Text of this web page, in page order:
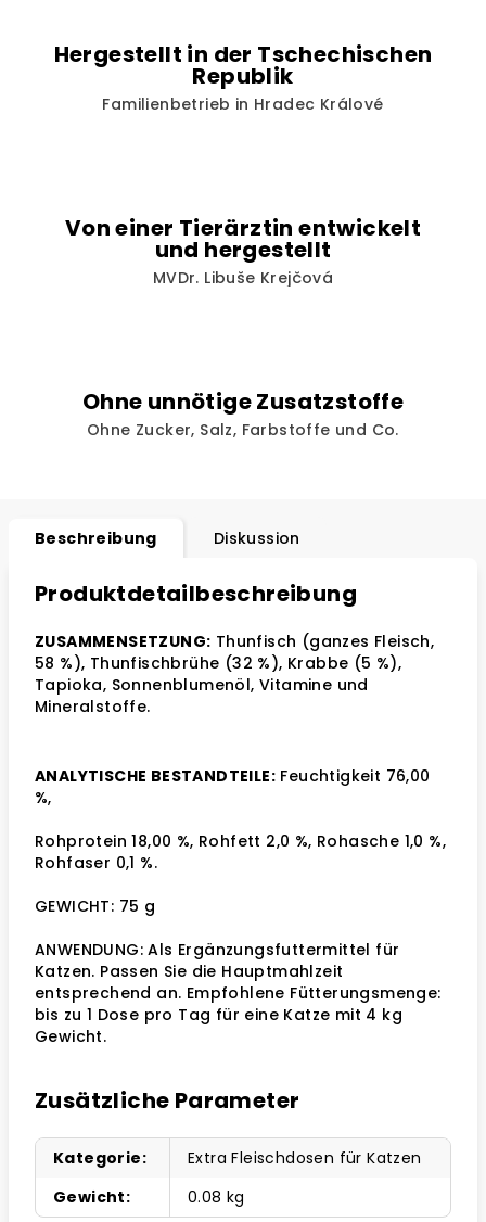
Hergestellt in der Tschechischen
Republik
Familienbetrieb in Hradec Králové
Von einer Tierärztin entwickelt
und hergestellt
MVDr. Libuše Krejčová
Ohne unnötige Zusatzstoffe
Ohne Zucker, Salz, Farbstoffe und Co.
Beschreibung Diskussion
Produktdetailbeschreibung
ZUSAMMENSETZUNG: Thunfisch (ganzes Fleisch,
58 %), Thunfischbrühe (32 %), Krabbe (5 %),
Tapioka, Sonnenblumenöl, Vitamine und
Mineralstoffe.
ANALYTISCHE BESTANDTEILE: Feuchtigkeit 76,00
%,
Rohprotein 18,00 %, Rohfett 2,0 %, Rohasche 1,0 %,
Rohfaser 0,1 %.
GEWICHT: 75 g
ANWENDUNG: Als Ergänzungsfuttermittel für
Katzen. Passen Sie die Hauptmahlzeit
entsprechend an. Empfohlene Fütterungsmenge:
bis zu 1 Dose pro Tag für eine Katze mit 4 kg
Gewicht.
Zusätzliche Parameter
Kategorie:
Extra Fleischdosen für Katzen
Gewicht: 0.08 kg